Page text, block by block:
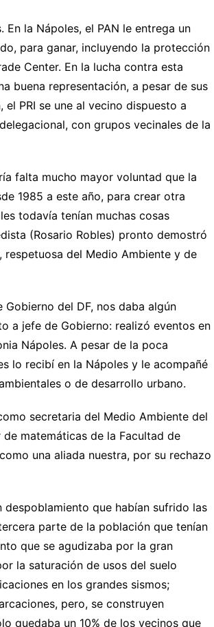
la Nápoles, el PAN le entrega un
para ganar, incluyendo la protección
Center. En la lucha contra esta
buena representación, a pesar de sus
PRI se une al vecino dispuesto a
con grupos vecinales de la
falta mucho mayor voluntad que la
1985 a este año, para crear otra
todavía tenían muchas cosas
(Rosario Robles) pronto demostró
del Medio Ambiente y de
del DF, nos daba algún
a jefe de Gobierno: realizó eventos en
Nápoles. A pesar de la poca
lo recibí en la Nápoles y le acompañé
o de desarrollo urbano.
secretaria del Medio Ambiente del
matemáticas de la Facultad de
una aliada nuestra, por su rechazo
que habían sufrido las
parte de la población que tenían
que se agudizaba por la gran
la saturación de usos del suelo
en los grandes sismos;
pero, se construyen
quedaba un 10% de los vecinos que